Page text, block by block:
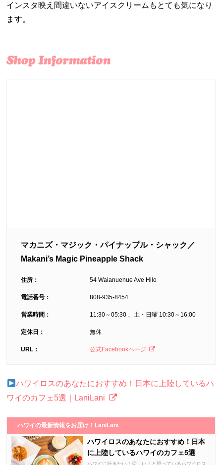
インスタ映え間違いないアイスクリームもとても気になり
ます。
マカニズ・マジック・パイナップル・シャック／
Makani’s Magic Pineapple Shack
住所： 54 Waianuenue Ave Hilo
電話番号： 808-935-8454
営業時間： 11:30～05:30 、土・日曜 10:30～16:00
定休日： 無休
URL： 公式Facebookページ
ハワイロスのあなたにおすすめ！日本に上陸しているハ
ワイのカフェ5選｜LaniLani
ハワイの最新情報をお届け！LaniLani
ハワイロスのあなたにおすすめ！日本
に上陸しているハワイのカフェ5選